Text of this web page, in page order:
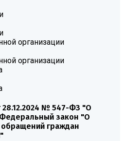
организации
организации
№ 547-ФЗ "О
закон "О
граждан